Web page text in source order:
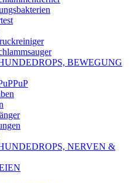
BEWEGUNG
NERVEN &